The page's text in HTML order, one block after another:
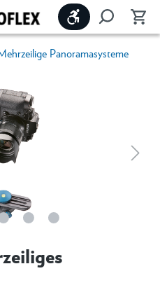
Werkzeugleiste
Panoramasysteme